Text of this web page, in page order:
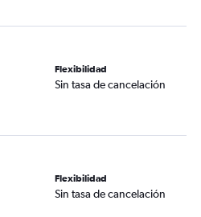
Flexibilidad
Sin tasa de cancelación
Flexibilidad
Sin tasa de cancelación